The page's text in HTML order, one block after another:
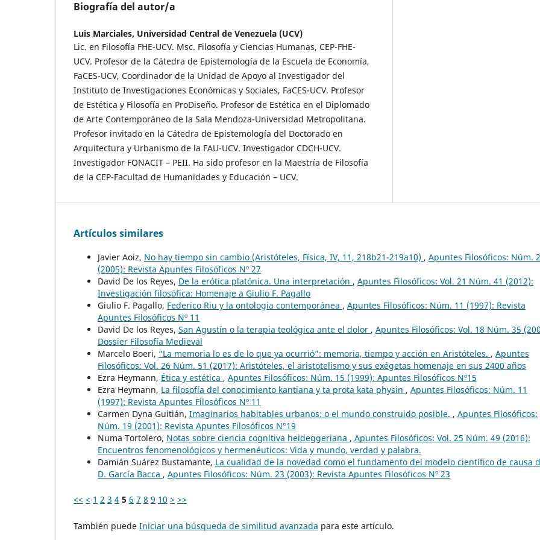
Biografía del autor/a
Luis Marciales, Universidad Central de Venezuela (UCV)
Lic. en Filosofía FHE-UCV. Msc. Filosofía y Ciencias Humanas, CEP-FHE-
UCV. Profesor de la Cátedra de Epistemología de la Escuela de Economía,
FaCES-UCV, Coordinador de la Unidad de Apoyo al Investigador del
Instituto de Investigaciones Económicas y Sociales, FaCES-UCV. Profesor
de Estética y Filosofía en ProDiseño. Profesor de Estética en el Diplomado
de Arte Contemporáneo de la Sala Mendoza-Universidad Metropolitana.
Profesor invitado en la Cátedra de Epistemología del Doctorado en
Arquitectura y Urbanismo de la FAU-UCV. Investigador CDCH-UCV.
Investigador FONACIT – PEII. Ha sido profesor en la Maestría de Filosofía
de la CEP-Facultad de Humanidades y Educación – UCV.
Artículos similares
Javier Aoiz, No hay tiempo sin cambio (Aristóteles, Física, IV, 11, 218b21-219a10) , Apuntes Filosóficos: Núm.
(2005): Revista Apuntes Filosóficos Nº 27
David De los Reyes, De la erótica platónica. Una interpretación , Apuntes Filosóficos: Vol. 21 Núm. 41 (2012):
Investigación filosófica: Homenaje a Giulio F. Pagallo
Giulio F. Pagallo, Federico Riu y la ontologia contemporánea , Apuntes Filosóficos: Núm. 11 (1997): Revista
Apuntes Filosóficos Nº 11
David De los Reyes, San Agustín o la terapia teológica ante el dolor , Apuntes Filosóficos: Vol. 18 Núm. 35
Dossier Filosofía Medieval
Marcelo Boeri, “La memoria lo es de lo que ya ocurrió”: memoria, tiempo y acción en Aristóteles. , Apuntes
Filosóficos: Vol. 26 Núm. 51 (2017): Aristóteles, el aristotelismo y sus exégetas homenaje en sus 2400 años
Ezra Heymann, Ética y estética , Apuntes Filosóficos: Núm. 15 (1999): Apuntes Filosóficos Nº15
Ezra Heymann, La filosofía del conocimiento kantiana y ta prota kata physin , Apuntes Filosóficos: Núm. 11
(1997): Revista Apuntes Filosóficos Nº 11
Carmen Dyna Guitián, Imaginarios habitables urbanos: o el mundo construido posible. , Apuntes Filosóficos:
Núm. 19 (2001): Revista Apuntes Filosóficos N°19
Numa Tortolero, Notas sobre ciencia cognitiva heideggeriana , Apuntes Filosóficos: Vol. 25 Núm. 49 (2016):
Encuentros fenomenológicos y hermenéuticos: Vida y mundo, verdad y palabra.
Damián Suárez Bustamante, La cualidad de la novedad como el fundamento del modelo científico de causa
D. García Bacca , Apuntes Filosóficos: Núm. 23 (2003): Revista Apuntes Filosóficos Nº 23
<< < 1 2 3 4 5 6 7 8 9 10 > >>
También puede Iniciar una búsqueda de similitud avanzada para este artículo.